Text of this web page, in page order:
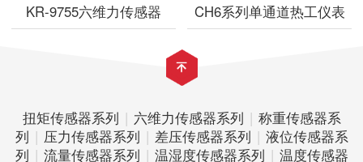
KR-9755六维力传感器 CH6系列单通道热工仪表
扭矩传感器系列 | 六维力传感器系列 | 称重传感器系
列 | 压力传感器系列 | 差压传感器系列 | 液位传感器系
列 | 流量传感器系列 | 温湿度传感器系列 | 温度传感器